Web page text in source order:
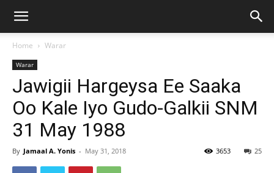
Home Warar
Warar
Jawigii Hargeysa Ee Saaka
Oo Kale Iyo Gudo-Galkii SNM
31 May 1988
By Jamaal A. Yonis - May 31, 2018 25
3653